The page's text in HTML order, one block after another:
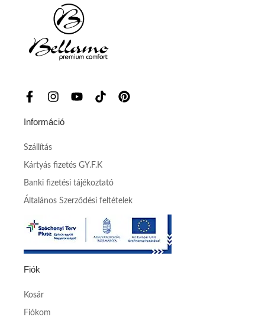
Információ
Szállítás
Kártyás fizetés GY.F.K
Banki fizetési tájékoztató
Általános Szerződési feltételek
Fiók
Kosár
Fiókom